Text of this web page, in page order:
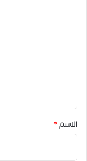
*
الاسم*